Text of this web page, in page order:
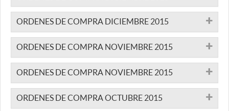
ORDENES DE COMPRA DICIEMBRE 2015
ORDENES DE COMPRA NOVIEMBRE 2015
ORDENES DE COMPRA NOVIEMBRE 2015
ORDENES DE COMPRA OCTUBRE 2015